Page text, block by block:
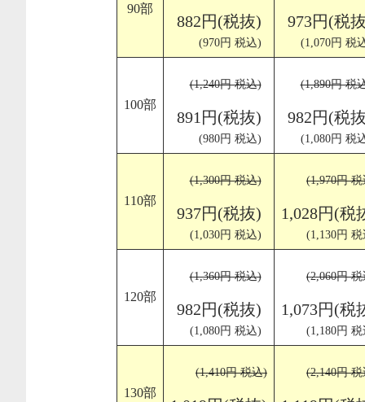
90部
882円(税抜)
(970円 税込)
973円(税
(1,070円 税
100部
(1,240円 税込)
891円(税抜)
(980円 税込)
(1,890円 税
982円(税
(1,080円 税
110部
(1,300円 税込)
937円(税抜)
(1,030円 税込)
(1,970円
1,028円(税
(1,130円
120部
(1,360円 税込)
982円(税抜)
(1,080円 税込)
(2,060円
1,073円(税
(1,180円
130部
(1,410円 税込) (2,140円